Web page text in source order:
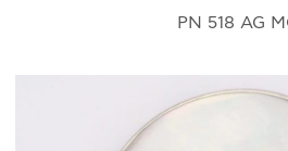
ΜΑΝΙΚΕΤΌΚΟΥΜΠΑ
PN 518 AG